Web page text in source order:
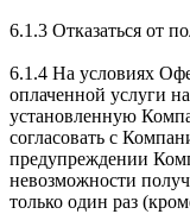
6.1.3 Отказаться от
6.1.4 На условиях
оплаченной услуги
установленную
согласовать с
предупреждении
невозможности
только один раз